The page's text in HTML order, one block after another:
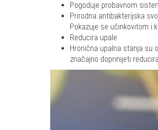
Pogoduje probavnom
Prirodna antibakterijska
Pokazuje se učinkovitom i
Reducira upale
Hronična upalna stanja su
značajno doprinijeti